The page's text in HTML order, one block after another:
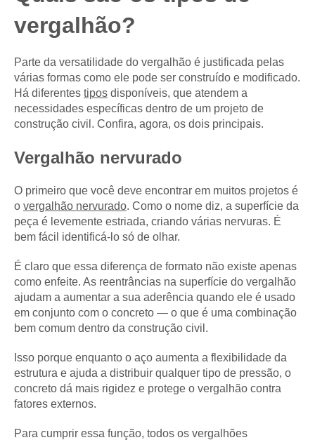
vergalhão?
Parte da versatilidade do vergalhão é justificada pelas
várias formas como ele pode ser construído e modificado.
Há diferentes tipos disponíveis, que atendem a
necessidades específicas dentro de um projeto de
construção civil. Confira, agora, os dois principais.
Vergalhão nervurado
O primeiro que você deve encontrar em muitos projetos é
o vergalhão nervurado. Como o nome diz, a superfície da
peça é levemente estriada, criando várias nervuras. É
bem fácil identificá-lo só de olhar.
É claro que essa diferença de formato não existe apenas
como enfeite. As reentrâncias na superfície do vergalhão
ajudam a aumentar a sua aderência quando ele é usado
em conjunto com o concreto — o que é uma combinação
bem comum dentro da construção civil.
Isso porque enquanto o aço aumenta a flexibilidade da
estrutura e ajuda a distribuir qualquer tipo de pressão, o
concreto dá mais rigidez e protege o vergalhão contra
fatores externos.
Para cumprir essa função, todos os vergalhões